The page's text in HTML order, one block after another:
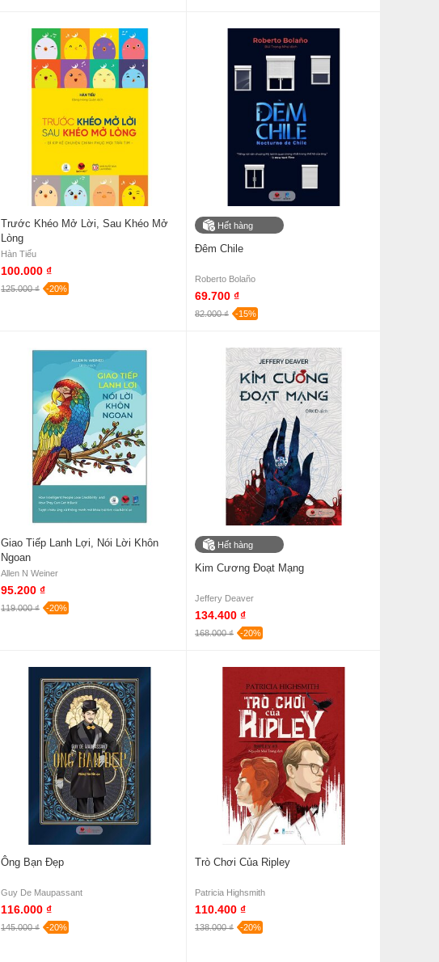
Trước Khéo Mở Lời, Sau Khéo Mở
Lòng
Hàn Tiếu
100.000 ₫
125.000 ₫ -20%
Hết hàng
Đêm Chile
Roberto Bolaño
69.700 ₫
82.000 ₫ -15%
Giao Tiếp Lanh Lợi, Nói Lời Khôn
Ngoan
Allen N Weiner
95.200 ₫
119.000 ₫ -20%
Hết hàng
Kim Cương Đoạt Mạng
Jeffery Deaver
134.400 ₫
168.000 ₫ -20%
Ông Bạn Đẹp
Guy De Maupassant
116.000 ₫
145.000 ₫ -20%
Trò Chơi Của Ripley
Patricia Highsmith
110.400 ₫
138.000 ₫ -20%